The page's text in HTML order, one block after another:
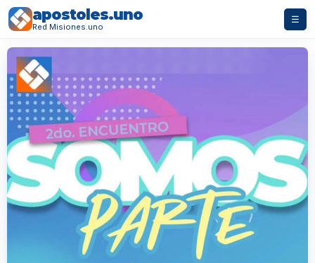
apostoles.uno
Red Misiones.uno
☰